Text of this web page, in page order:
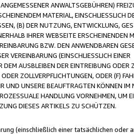
ANWALTSGEBÜHREN)
MATERIAL, EINSCHLIESSLICH
(B) DER NUTZUNG, ENTWICKLUNG,
IHRER WEBSEITE ERSCHEINENDEN
BZW. DEN ANWENDBAREN
VEREINBARUNG (EINSCHLIESSLICH EINER
AUSBLEIBEN DER EINTREIBUNG ODER
ZOLLVERPFLICHTUNGEN, ODER (F)
UND UNSERE BEAUFTRAGTEN KÖNNEN IM
HANDLUNG VORNEHMEN, UM
DIESES ARTIKELS ZU SCHÜTZEN.
(einschließlich einer tatsächlichen oder